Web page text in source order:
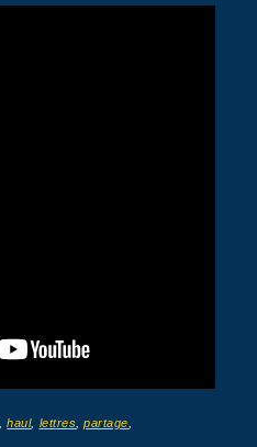
,haul, lettres ,partage